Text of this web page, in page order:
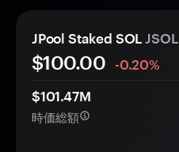
JPool Staked SOL JSOL
$100.00
-0.20%
$101.47M
時価総額